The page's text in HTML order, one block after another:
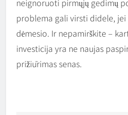
problema gali virsti didele,
dėmesio. Ir nepamirškite –
investicija yra ne naujas
prižiūrimas senas.